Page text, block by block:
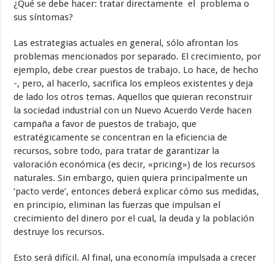
¿Qué se debe hacer: tratar directamente el problema o
sus síntomas?
Las estrategias actuales en general, sólo afrontan los
problemas mencionados por separado. El crecimiento, por
ejemplo, debe crear puestos de trabajo. Lo hace, de hecho
-, pero, al hacerlo, sacrifica los empleos existentes y deja
de lado los otros temas. Aquellos que quieran reconstruir
la sociedad industrial con un Nuevo Acuerdo Verde hacen
campaña a favor de puestos de trabajo, que
estratégicamente se concentran en la eficiencia de
recursos, sobre todo, para tratar de garantizar la
valoración económica (es decir, «pricing») de los recursos
naturales. Sin embargo, quien quiera principalmente un
‘pacto verde’, entonces deberá explicar cómo sus medidas,
en principio, eliminan las fuerzas que impulsan el
crecimiento del dinero por el cual, la deuda y la población
destruye los recursos.
Esto será difícil. Al final, una economía impulsada a crecer